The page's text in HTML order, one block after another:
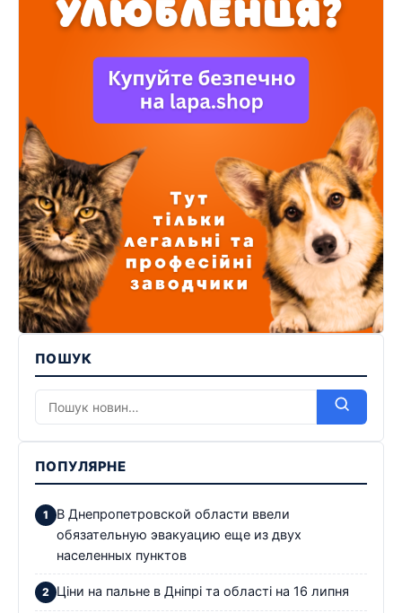
ПОШУК
ПОПУЛЯРНЕ
В Днепропетровской области ввели
обязательную эвакуацию еще из двух
населенных пунктов
Ціни на пальне в Дніпрі та області на 16 липня